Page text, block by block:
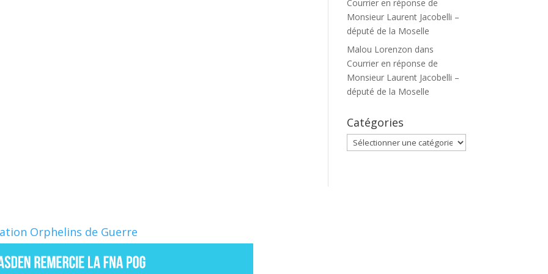
Courrier en réponse de
Monsieur Laurent Jacobelli –
député de la Moselle
Malou Lorenzon dans
Courrier en réponse de
Monsieur Laurent Jacobelli –
député de la Moselle
Catégories
Catégories
Orphelins de Guerre